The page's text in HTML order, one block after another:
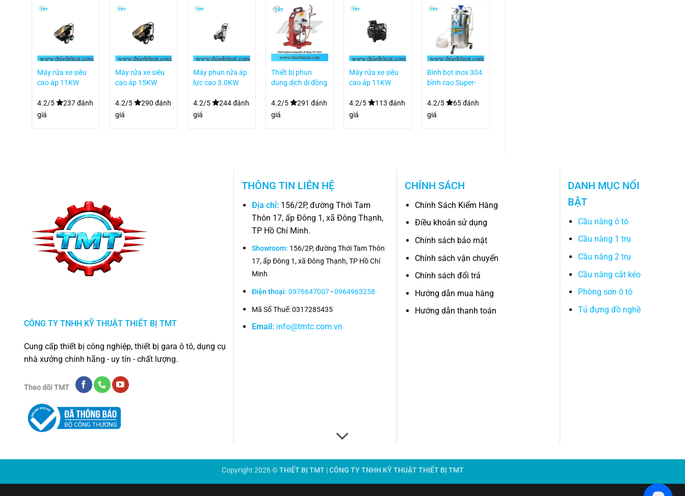
Máy rửa xe siêu
cao áp 11KW
4.2/5
237 đánh
giá
Máy rửa xe siêu
cao áp 15KW
4.2/5
290 đánh
giá
Máy phun rửa áp
lực cao 3.0KW
4.2/5
244 đánh
giá
Thiết bị phun
dung dịch di động
4.2/5
291 đánh
giá
Máy rửa xe siêu
cao áp 11KW
4.2/5
113 đánh
giá
Bình bọt inox 304
bình cao Super-
4.2/5
65 đánh
giá
CÔNG TY TNHH KỸ THUẬT THIẾT BỊ TMT
Cung cấp thiết bị công nghiệp, thiết bị gara ô tô, dụng cụ
nhà xưởng chính hãng - uy tín - chất lượng.
Theo dõi TMT
THÔNG TIN LIÊN HỆ
Địa chỉ: 156/2P, đường Thới Tam
Thôn 17, ấp Đông 1, xã Đông Thạnh,
TP Hồ Chí Minh.
Showroom: 156/2P, đường Thới Tam Thôn
17, ấp Đông 1, xã Đông Thạnh, TP Hồ Chí
Minh
Điện thoại:0976647007-0964963258
Mã Số Thuế: 0317285435
Email: info@tmtc.com.vn
CHÍNH SÁCH
Chính Sách Kiểm Hàng
Điều khoản sử dụng
Chính sách bảo mật
Chính sách vận chuyển
Chính sách đổi trả
Hướng dẫn mua hàng
Hướng dẫn thanh toán
DANH MỤC NỔI
BẬT
Cầu nâng ô tô
Cầu nâng 1 trụ
Cầu nâng 2 trụ
Cầu nâng cắt kéo
Phòng sơn ô tô
Tủ đựng đồ nghề
Copyright 2026 ©THIẾT BỊ TMT | CÔNG TY TNHH KỸ THUẬT THIẾT BỊ TMT